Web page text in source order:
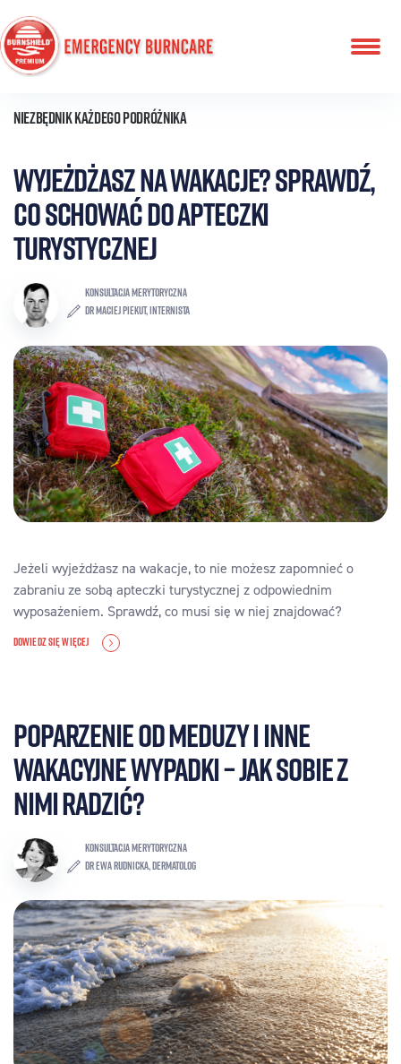
Przeskocz
do
treści
Niezbędnik każdego podróżnika
Wyjeżdżasz na wakacje? Sprawdź,
co schować do apteczki
turystycznej
KONSULTACJA MERYTORYCZNA
dr Maciej Piekut, internista
Jeżeli wyjeżdżasz na wakacje, to nie możesz zapomnieć o
zabraniu ze sobą apteczki turystycznej z odpowiednim
wyposażeniem. Sprawdź, co musi się w niej znajdować?
DOWIEDZ SIĘ WIĘCEJ
Poparzenie od meduzy i inne
wakacyjne wypadki – jak sobie z
nimi radzić?
KONSULTACJA MERYTORYCZNA
dr Ewa Rudnicka, dermatolog